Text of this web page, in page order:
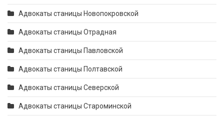
Адвокаты станицы Новопокровской
Адвокаты станицы Отрадная
Адвокаты станицы Павловской
Адвокаты станицы Полтавской
Адвокаты станицы Северской
Адвокаты станицы Староминской